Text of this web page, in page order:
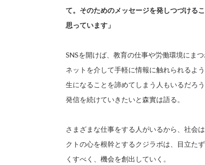
て。そのためのメッセージを発しつづける
思っています」
SNSを開けば、教育の仕事や労働環境にま
ネットを介して手軽に情報に触れられるよ
生になることを諦めてしまう人もいるだろ
発信を続けていきたいと森實は語る。
さまざまな仕事をする人がいるから、社会
クトの心を根幹とするクジラボは、目立た
くすべく、機会を創出していく。